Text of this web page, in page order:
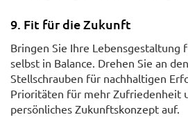
9. Fit für die Zukunft
Bringen Sie Ihre Lebensgestaltung
selbst in Balance. Drehen Sie an
Stellschrauben für nachhaltigen
Prioritäten für mehr Zufriedenheit
persönliches Zukunftskonzept auf.